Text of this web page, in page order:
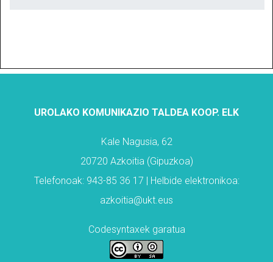
UROLAKO KOMUNIKAZIO TALDEA KOOP. ELK
Kale Nagusia, 62
20720 Azkoitia (Gipuzkoa)
Telefonoak: 943-85 36 17 | Helbide elektronikoa:
azkoitia@ukt.eus
Codesyntaxek garatua